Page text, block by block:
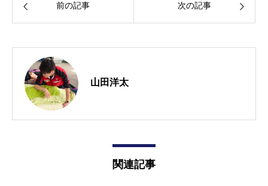
前の記事 次の記事
山田洋太
関連記事